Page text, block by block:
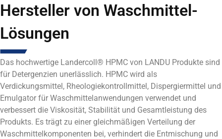
Hersteller von Waschmittel-
Lösungen
Das hochwertige Landercoll® HPMC von LANDU Produkte sind
für Detergenzien unerlässlich. HPMC wird als
Verdickungsmittel, Rheologiekontrollmittel, Dispergiermittel und
Emulgator für Waschmittelanwendungen verwendet und
verbessert die Viskosität, Stabilität und Gesamtleistung des
Produkts. Es trägt zu einer gleichmäßigen Verteilung der
Waschmittelkomponenten bei, verhindert die Entmischung und